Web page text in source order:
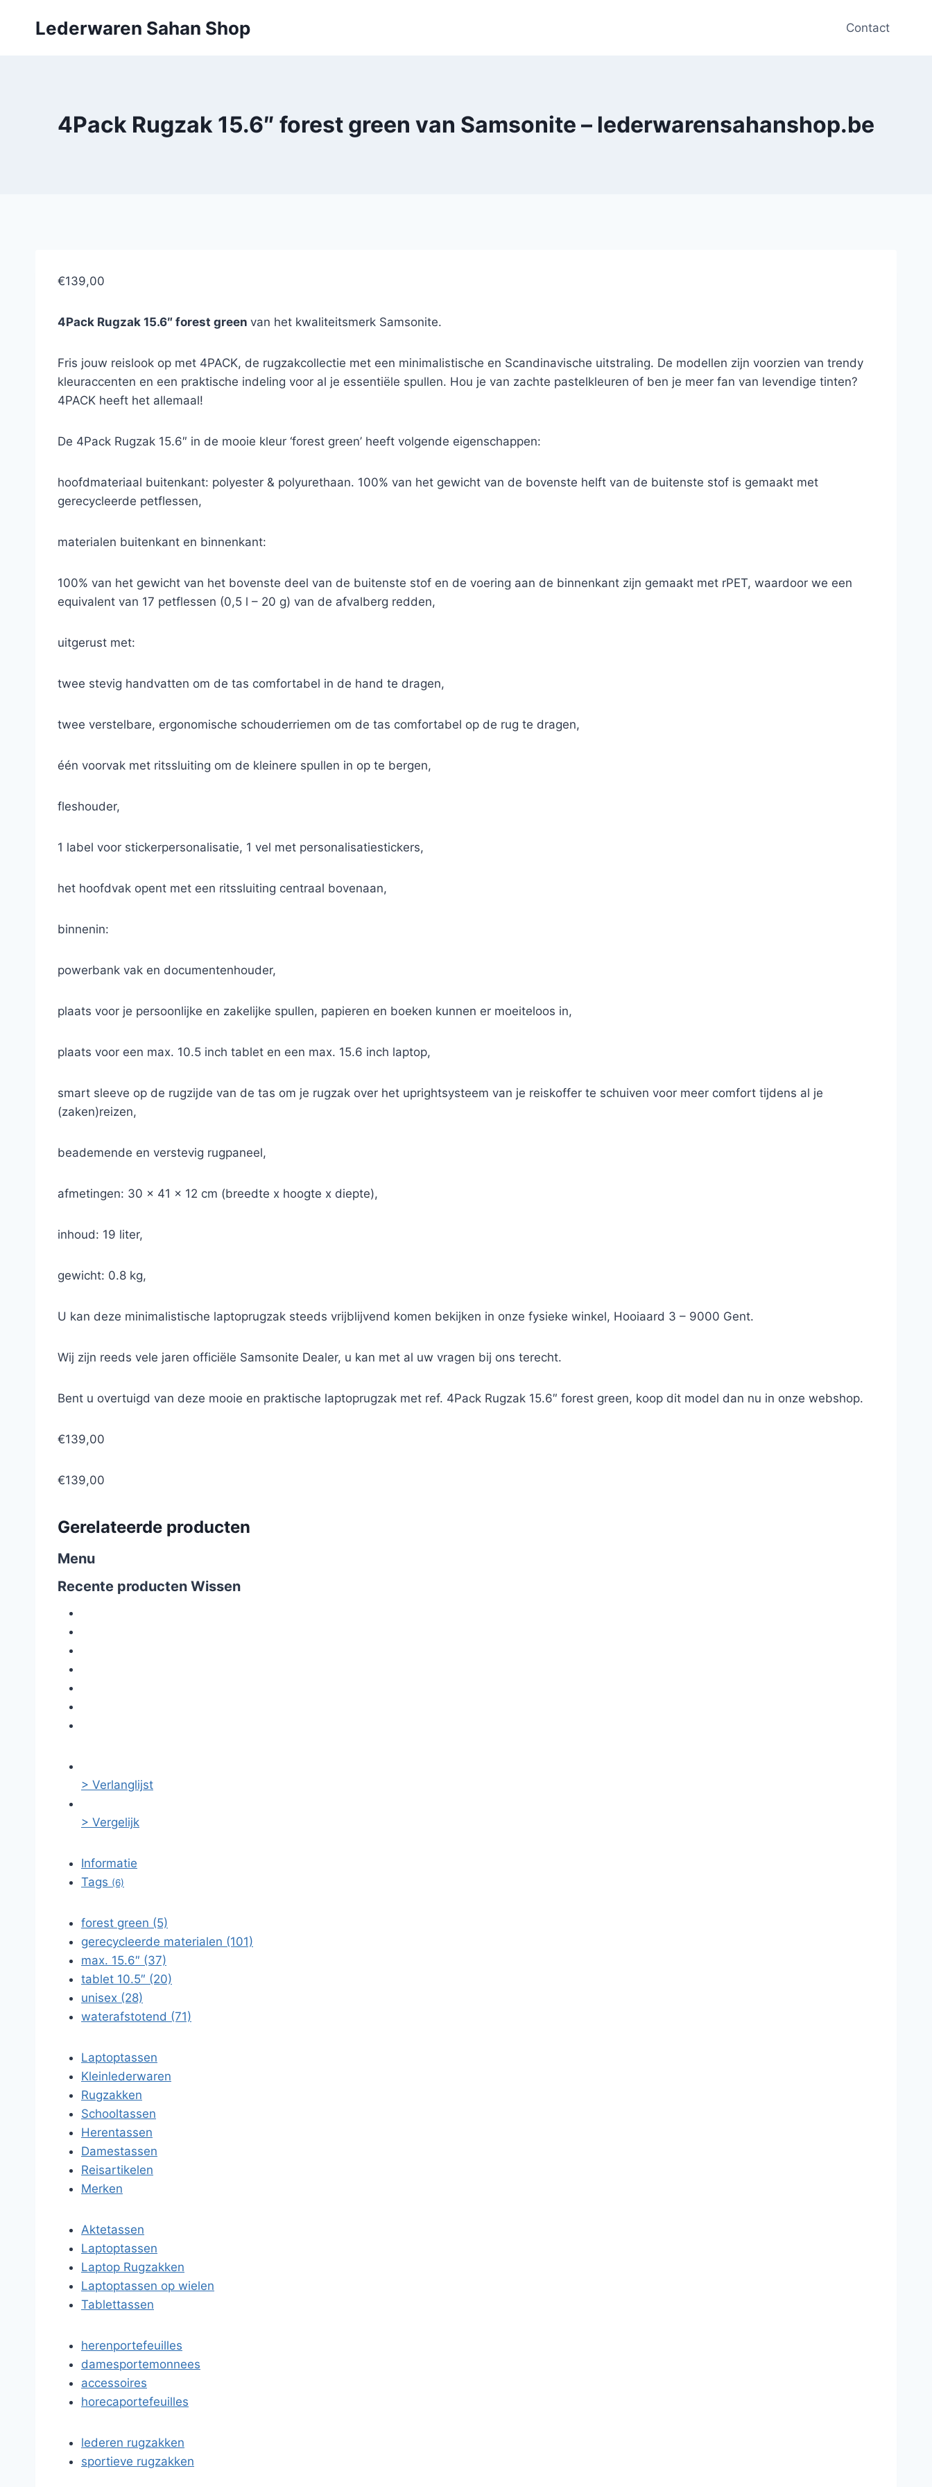
Lederwaren Sahan Shop Contact
4Pack Rugzak 15.6″ forest green van Samsonite – lederwarensahanshop.be
€139,00
4Pack Rugzak 15.6″ forest green van het kwaliteitsmerk Samsonite.
Fris jouw reislook op met 4PACK, de rugzakcollectie met een minimalistische en Scandinavische uitstraling. De modellen zijn voorzien van trendy
kleuraccenten en een praktische indeling voor al je essentiële spullen. Hou je van zachte pastelkleuren of ben je meer fan van levendige tinten?
4PACK heeft het allemaal!
De 4Pack Rugzak 15.6″ in de mooie kleur ‘forest green’ heeft volgende eigenschappen:
hoofdmateriaal buitenkant: polyester & polyurethaan. 100% van het gewicht van de bovenste helft van de buitenste stof is gemaakt met
gerecycleerde petflessen,
materialen buitenkant en binnenkant:
100% van het gewicht van het bovenste deel van de buitenste stof en de voering aan de binnenkant zijn gemaakt met rPET, waardoor we een
equivalent van 17 petflessen (0,5 l – 20 g) van de afvalberg redden,
uitgerust met:
twee stevig handvatten om de tas comfortabel in de hand te dragen,
twee verstelbare, ergonomische schouderriemen om de tas comfortabel op de rug te dragen,
één voorvak met ritssluiting om de kleinere spullen in op te bergen,
fleshouder,
1 label voor stickerpersonalisatie, 1 vel met personalisatiestickers,
het hoofdvak opent met een ritssluiting centraal bovenaan,
binnenin:
powerbank vak en documentenhouder,
plaats voor je persoonlijke en zakelijke spullen, papieren en boeken kunnen er moeiteloos in,
plaats voor een max. 10.5 inch tablet en een max. 15.6 inch laptop,
smart sleeve op de rugzijde van de tas om je rugzak over het uprightsysteem van je reiskoffer te schuiven voor meer comfort tijdens al je
(zaken)reizen,
beademende en verstevig rugpaneel,
afmetingen: 30 x 41 x 12 cm (breedte x hoogte x diepte),
inhoud: 19 liter,
gewicht: 0.8 kg,
U kan deze minimalistische laptoprugzak steeds vrijblijvend komen bekijken in onze fysieke winkel, Hooiaard 3 – 9000 Gent.
Wij zijn reeds vele jaren officiële Samsonite Dealer, u kan met al uw vragen bij ons terecht.
Bent u overtuigd van deze mooie en praktische laptoprugzak met ref. 4Pack Rugzak 15.6″ forest green, koop dit model dan nu in onze webshop.
€139,00
€139,00
Gerelateerde producten
Menu
Recente producten Wissen
> Verlanglijst
> Vergelijk
Informatie
Tags (6)
forest green (5)
gerecycleerde materialen (101)
max. 15.6″ (37)
tablet 10.5″ (20)
unisex (28)
waterafstotend (71)
Laptoptassen
Kleinlederwaren
Rugzakken
Schooltassen
Herentassen
Damestassen
Reisartikelen
Merken
Aktetassen
Laptoptassen
Laptop Rugzakken
Laptoptassen op wielen
Tablettassen
herenportefeuilles
damesportemonnees
accessoires
horecaportefeuilles
lederen rugzakken
sportieve rugzakken